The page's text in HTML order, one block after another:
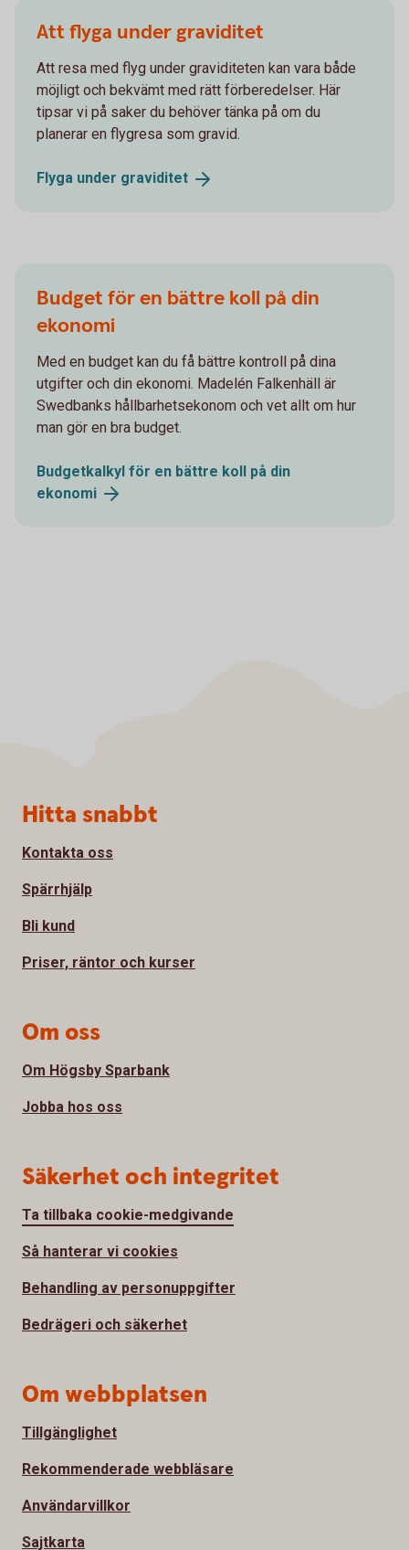
Att flyga under graviditet
Att resa med flyg under graviditeten kan vara både
möjligt och bekvämt med rätt förberedelser. Här
tipsar vi på saker du behöver tänka på om du
planerar en flygresa som gravid.
Flyga under graviditet
Budget för en bättre koll på din
ekonomi
Med en budget kan du få bättre kontroll på dina
utgifter och din ekonomi. Madelén Falkenhäll är
Swedbanks hållbarhetsekonom och vet allt om hur
man gör en bra budget.
Budgetkalkyl för en bättre koll på din
ekonomi
Sidfot
Hitta snabbt
Kontakta oss
Spärrhjälp
Bli kund
Priser, räntor och kurser
Om oss
Om Högsby Sparbank
Jobba hos oss
Säkerhet och integritet
Ta tillbaka cookie-medgivande
Så hanterar vi cookies
Behandling av personuppgifter
Bedrägeri och säkerhet
Om webbplatsen
Tillgänglighet
Rekommenderade webbläsare
Användarvillkor
Sajtkarta